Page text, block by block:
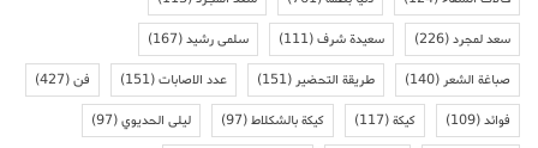
سعد لمجرد(226) سعيدة شرف(111) سلمى رشيد(167)
صباغة الشعر(140) طريقة التحضير(151) عدد الاصابات(151) فن(427)
فوائد(109) كيكة(117) كيكة بالشكلاط(97) ليلى الحديوي(97)